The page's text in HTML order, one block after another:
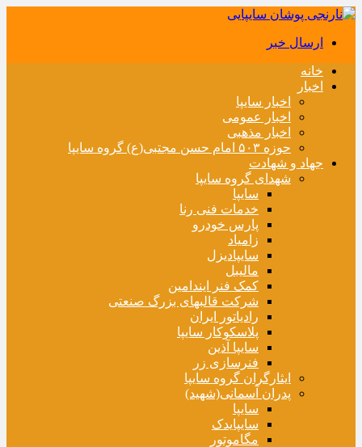
ارسال خبر
خانه
اخبار
اخبار سایپا
اخبار عمومی
اخبار مذهبی
حوزه ۵۰۳ امام حسن مجتبی(ع) گروه سایپا
جهاد و شهادت
شهدای گروه سایپا
سایپا
خدمات فنی رنا
پارس خودرو
زامیاد
سایپادیزل
مالیبل
کمک فنر ایندامین
شرکت قالبهای بزرگ صنعتی
رادیاتور ایران
پلاسکوکار سایپا
سایپا آذین
فنرسازی زر
ایثارگران گروه سایپا
پدران آسمانی(شهید)
سایپا
سایپایدک
مگاموتور